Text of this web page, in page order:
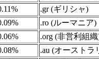
.gr (ギリシャ)
.ro (ルーマニア)
.org (非営利組
.au (オーストラ